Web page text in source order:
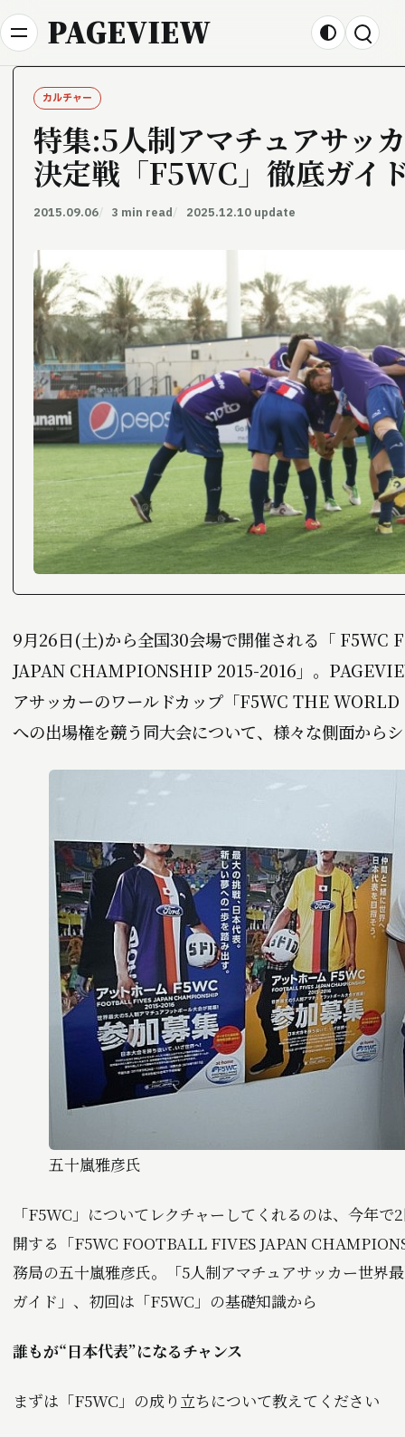
Skip to contentPAGEVIEW
カルチャー
特集:5人制アマチュアサッ
決定戦「F5WC」徹底ガイ
2015.09.06 3 min read 2025.12.10 update
9月26日(土)から全国30会場で開催される「 F5WC
JAPAN CHAMPIONSHIP 2015-2016」。
アサッカーのワールドカップ「F5WC THE
への出場権を競う同大会について、様々な側面から
五十嵐雅彦氏
「F5WC」についてレクチャーしてくれるのは、今年
開する「F5WC FOOTBALL FIVES JAPAN
務局の五十嵐雅彦氏。「5人制アマチュアサッカー世界
ガイド」、初回は「F5WC」の基礎知識から――
誰もが“日本代表”になるチャンス
――まずは「F5WC」の成り立ちについて教えてください